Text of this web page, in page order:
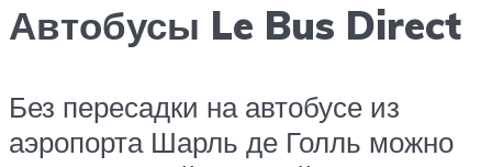
Автобусы Le Bus Direct
Без пересадки на автобусе из
аэропорта Шарль де Голль можно